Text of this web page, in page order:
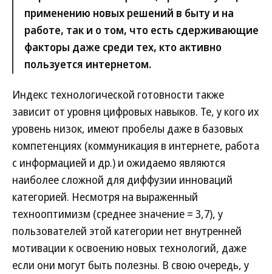
применению новых решений в быту и на
работе, так и о том, что есть сдерживающие
факторы даже среди тех, кто активно
пользуется интернетом.
Индекс технологической готовности также
зависит от уровня цифровых навыков. Те, у кого их
уровень низок, имеют пробелы даже в базовых
компетенциях (коммуникация в интернете, работа
с информацией и др.) и ожидаемо являются
наиболее сложной для диффузии инноваций
категорией. Несмотря на выраженный
технооптимизм (среднее значение = 3,7), у
пользователей этой категории нет внутренней
мотивации к освоению новых технологий, даже
если они могут быть полезны. В свою очередь, у